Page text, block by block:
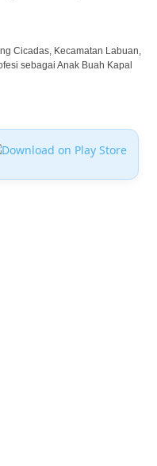
Cicadas, Kecamatan Labuan,
sebagai Anak Buah Kapal